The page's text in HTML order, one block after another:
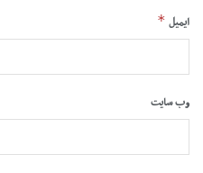
ایمیل *
وب‌ سایت